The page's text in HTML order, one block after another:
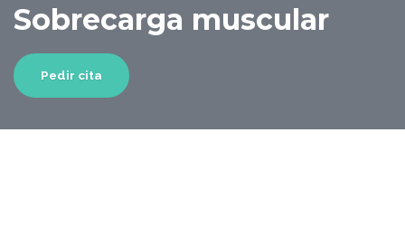
Sobrecarga muscular
Pedir cita